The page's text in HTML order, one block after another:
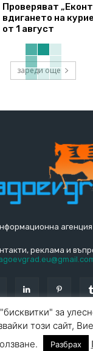
Проверяват
вдигането на
от 1 август
зареди още
реклама и
- 2026 Общи условия
за
този сайт,
Разбрах